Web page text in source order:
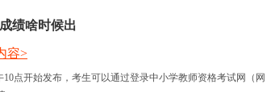
绩啥时候出
点开始发布，考生可以通过登录中小学教师资格考试网（网
容>